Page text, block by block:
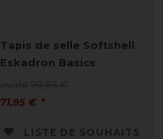
Tapis de selle Softshell
Eskadron Basics
71,95 € *
LISTE DE SOUHAITS